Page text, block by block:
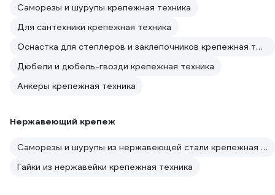
Саморезы и шурупы крепежная техника
Для сантехники крепежная техника
Оснастка для степлеров и заклепочников крепежная техника
Дюбели и дюбель-гвозди крепежная техника
Анкеры крепежная техника
Нержавеющий крепеж
Саморезы и шурупы из нержавеющей стали крепежная техника
Гайки из нержавейки крепежная техника